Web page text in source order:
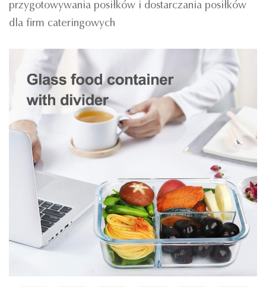
przygotowywania posiłków i dostarczania posiłków
dla firm cateringowych